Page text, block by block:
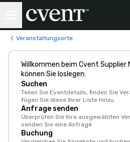
Veranstaltungsorte
Willkommen beim Cvent Supplier
können Sie loslegen:
Suchen
Teilen Sie Eventdetails, finden Sie
fügen Sie diese Ihrer Liste hinzu.
Anfrage senden
Überprüfen Sie Ihre ausgewählten
senden Sie eine Anfrage
Buchung